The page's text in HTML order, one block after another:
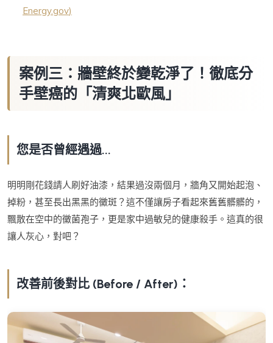
Energy.gov)
案例三：牆壁終於變乾淨了！徹底分
手壁癌的「清爽北歐風」
您是否曾經遇過...
明明剛花錢請人刷好油漆，結果過沒兩個月，牆角又開始起泡、
掉粉，甚至長出黑黑的黴斑？這不僅讓房子看起來舊舊髒髒的，
飄散在空中的黴菌孢子，更是家中過敏兒的健康殺手。這真的很
讓人灰心，對吧？
改善前後對比 (Before / After)：